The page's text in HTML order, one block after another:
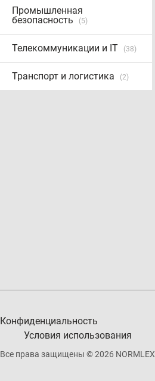
Промышленная
безопасность
(5)
Телекоммуникации и IT (38)
Транспорт и логистика (2)
Конфиденциальность
Условия использования
Все права защищены © 2026 NORMLEX